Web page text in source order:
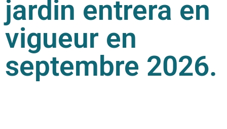
jardin entrera en
vigueur en
septembre 2026.